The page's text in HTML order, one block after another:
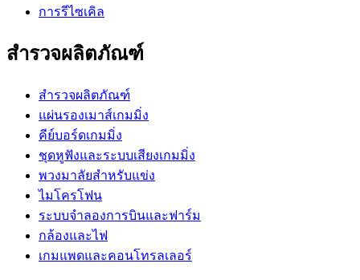
การรีไซเคิล
สำรวจผลิตภัณฑ์
สำรวจผลิตภัณฑ์
แผ่นรองเมาส์เกมมิ่ง
คีย์บอร์ดเกมมิ่ง
ชุดหูฟังและระบบเสียงเกมมิ่ง
พวงมาลัยสำหรับแข่ง
ไมโครโฟน
ระบบจำลองการบินและฟาร์ม
กล้องและไฟ
เกมแพดและคอนโทรลเลอร์